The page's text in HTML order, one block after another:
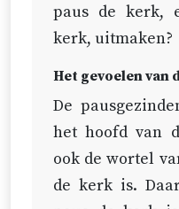
paus de kerk,
kerk, uitmaken?
Het gevoelen van
De
het hoofd van
ook de wortel
de kerk is.